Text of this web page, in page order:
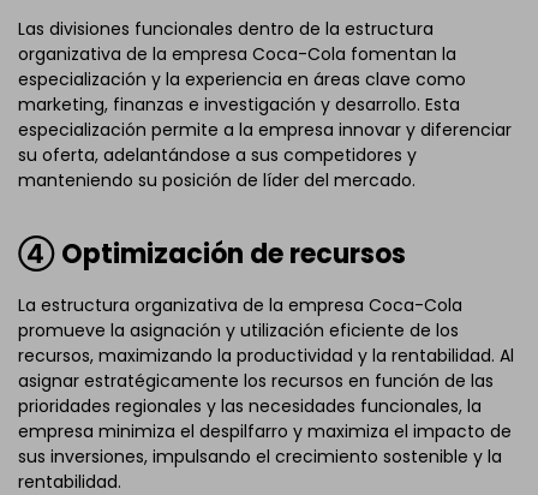
Las divisiones funcionales dentro de la estructura
organizativa de la empresa Coca-Cola fomentan la
especialización y la experiencia en áreas clave como
marketing, finanzas e investigación y desarrollo. Esta
especialización permite a la empresa innovar y diferenciar
su oferta, adelantándose a sus competidores y
manteniendo su posición de líder del mercado.
④ Optimización de recursos
La estructura organizativa de la empresa Coca-Cola
promueve la asignación y utilización eficiente de los
recursos, maximizando la productividad y la rentabilidad. Al
asignar estratégicamente los recursos en función de las
prioridades regionales y las necesidades funcionales, la
empresa minimiza el despilfarro y maximiza el impacto de
sus inversiones, impulsando el crecimiento sostenible y la
rentabilidad.